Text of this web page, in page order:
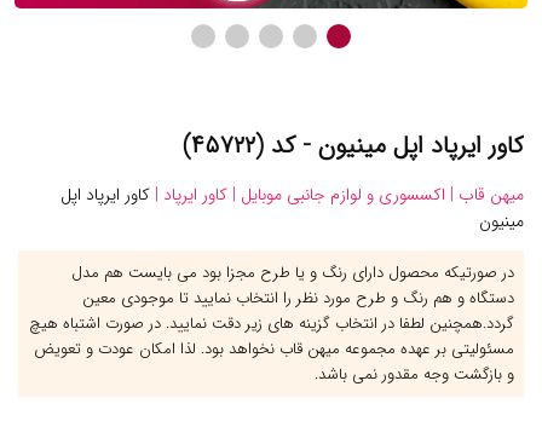
کاور ایرپاد اپل مینیون - کد (۴۵۷۲۲)
میهن قاب | اکسسوری و لوازم جانبی موبایل | کاور ایرپاد | کاور ایرپاد اپل
مینیون
در صورتیکه محصول دارای رنگ و یا طرح مجزا بود می بایست هم مدل
دستگاه و هم رنگ و طرح مورد نظر را انتخاب نمایید تا موجودی معین
گردد.همچنین لطفا در انتخاب گزینه های زیر دقت نمایید. در صورت اشتباه هیچ
مسئولیتی بر عهده مجموعه میهن قاب نخواهد بود. لذا امکان عودت و تعویض
و بازگشت وجه مقدور نمی باشد.